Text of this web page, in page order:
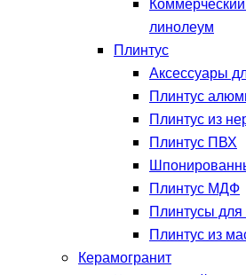
линолеум
Плинтус
Аксессуары
Плинтус
Плинтус из
Плинтус ПВХ
Плинтус МДФ
Плинтусы
Плинтус из
Керамогранит